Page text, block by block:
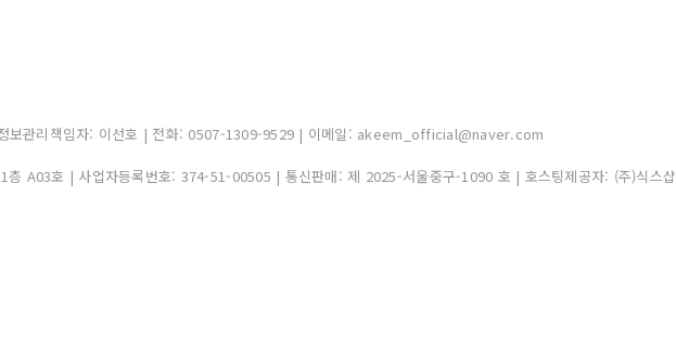
보관리책임자: 이선호 | 전화: 0507-1309-9529 | 이메일: akeem_official@naver.com
층 A03호 | 사업자등록번호: 374-51-00505 | 통신판매: 제 2025-서울중구-1090 호 | 호스팅제공자: (주)식스샵